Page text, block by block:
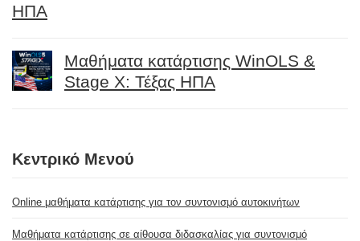
ΗΠΑ
Μαθήματα κατάρτισης WinOLS &
Stage X: Τέξας ΗΠΑ
Κεντρικό Μενού
Online μαθήματα κατάρτισης για τον συντονισμό αυτοκινήτων
Μαθήματα κατάρτισης σε αίθουσα διδασκαλίας για συντονισμό